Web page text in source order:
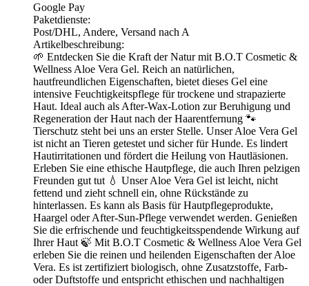
Google Pay
Paketdienste:
Post/DHL, Andere, Versand nach A
Artikelbeschreibung:
🌱 Entdecken Sie die Kraft der Natur mit B.O.T Cosmetic &
Wellness Aloe Vera Gel. Reich an natürlichen,
hautfreundlichen Eigenschaften, bietet dieses Gel eine
intensive Feuchtigkeitspflege für trockene und strapazierte
Haut. Ideal auch als After-Wax-Lotion zur Beruhigung und
Regeneration der Haut nach der Haarentfernung 🐾
Tierschutz steht bei uns an erster Stelle. Unser Aloe Vera Gel
ist nicht an Tieren getestet und sicher für Hunde. Es lindert
Hautirritationen und fördert die Heilung von Hautläsionen.
Erleben Sie eine ethische Hautpflege, die auch Ihren pelzigen
Freunden gut tut 💧 Unser Aloe Vera Gel ist leicht, nicht
fettend und zieht schnell ein, ohne Rückstände zu
hinterlassen. Es kann als Basis für Hautpflegeprodukte,
Haargel oder After-Sun-Pflege verwendet werden. Genießen
Sie die erfrischende und feuchtigkeitsspendende Wirkung auf
Ihrer Haut 🍃 Mit B.O.T Cosmetic & Wellness Aloe Vera Gel
erleben Sie die reinen und heilenden Eigenschaften der Aloe
Vera. Es ist zertifiziert biologisch, ohne Zusatzstoffe, Farb-
oder Duftstoffe und entspricht ethischen und nachhaltigen